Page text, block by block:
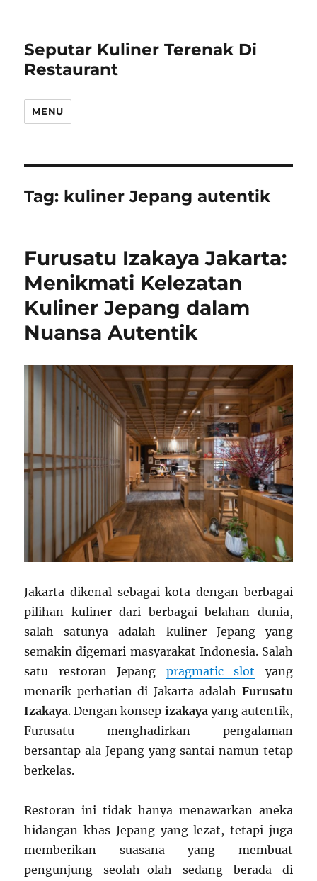
Seputar Kuliner Terenak Di
Restaurant
MENU
Tag: kuliner Jepang autentik
Furusatu Izakaya Jakarta:
Menikmati Kelezatan
Kuliner Jepang dalam
Nuansa Autentik
Jakarta dikenal sebagai kota dengan berbagai
pilihan kuliner dari berbagai belahan dunia,
salah satunya adalah kuliner Jepang yang
semakin digemari masyarakat Indonesia. Salah
satu restoran Jepang pragmatic slot yang
menarik perhatian di Jakarta adalah Furusatu
Izakaya. Dengan konsep izakaya yang autentik,
Furusatu menghadirkan pengalaman
bersantap ala Jepang yang santai namun tetap
berkelas.
Restoran ini tidak hanya menawarkan aneka
hidangan khas Jepang yang lezat, tetapi juga
memberikan suasana yang membuat
pengunjung seolah-olah sedang berada di